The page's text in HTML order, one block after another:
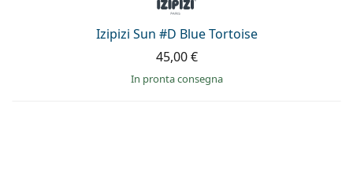
Izipizi Sun #D Blue Tortoise
45,00 €
in pronta consegna